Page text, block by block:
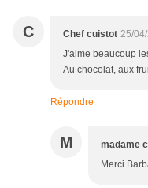
C Chef cuistot 25/
J'aime beaucoup
Au chocolat, aux
Répondre
M madame
Merci